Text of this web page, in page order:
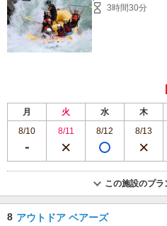
3時間30分
月 火 水 木
8/10
8/11 8/12 8/13
この施設のプラ
8 アウトドア ベアーズ